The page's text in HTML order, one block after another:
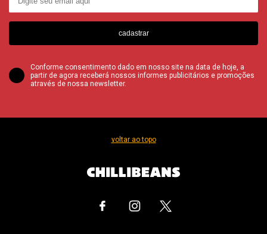
cadastrar
Conforme consentimento dado em nosso site na data de hoje, a
partir de agora receberá nossos informes publicitários e promoções
através de nossa newsletter.
voltar ao topo